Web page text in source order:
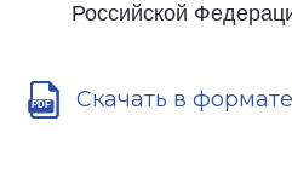
Российской
Скачать в